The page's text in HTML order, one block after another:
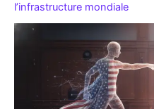
l’infrastructure mondiale